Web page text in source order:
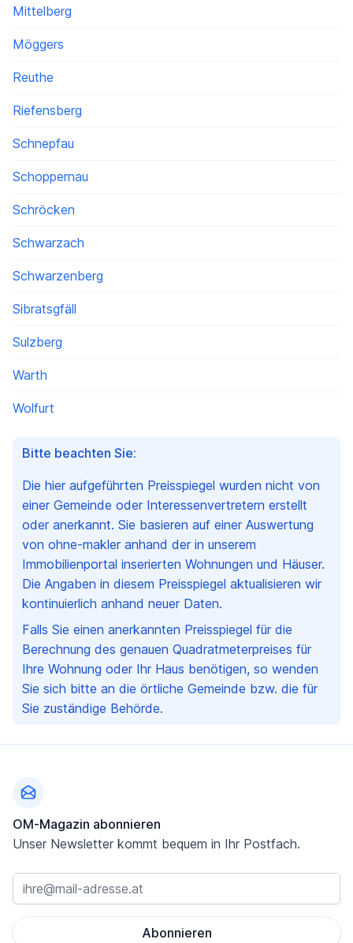
Bitte beachten Sie:
Die hier aufgeführten Preisspiegel wurden nicht von
einer Gemeinde oder Interessenvertretern erstellt
oder anerkannt. Sie basieren auf einer Auswertung
von ohne-makler anhand der in unserem
Immobilienportal inserierten Wohnungen und Häuser.
Die Angaben in diesem Preisspiegel aktualisieren wir
kontinuierlich anhand neuer Daten.
Falls Sie einen anerkannten Preisspiegel für die
Berechnung des genauen Quadratmeterpreises für
Ihre Wohnung oder Ihr Haus benötigen, so wenden
Sie sich bitte an die örtliche Gemeinde bzw. die für
Sie zuständige Behörde.
Mittelberg
Möggers
Reuthe
Riefensberg
Schnepfau
Schoppernau
Schröcken
Schwarzach
Schwarzenberg
Sibratsgfäll
Sulzberg
Warth
Wolfurt
OM-Magazin abonnieren
Unser Newsletter kommt bequem in Ihr Postfach.
Abonnieren